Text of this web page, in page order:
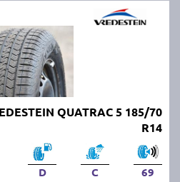
QUATRAC 5 185/70
R14
D C 69